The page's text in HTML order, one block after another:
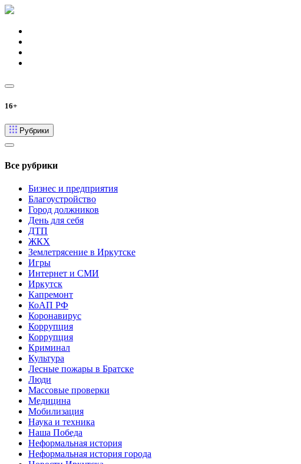
16+
Рубрики
Все рубрики
Бизнес и предприятия
Благоустройство
Город должников
День для себя
ДТП
ЖКХ
Землетрясение в Иркутске
Игры
Интернет и СМИ
Иркутск
Капремонт
КоАП РФ
Коронавирус
Коррупция
Коррупция
Криминал
Культура
Лесные пожары в Братске
Люди
Массовые проверки
Медицина
Мобилизация
Наука и техника
Наша Победа
Неформальная история
Неформальная история города